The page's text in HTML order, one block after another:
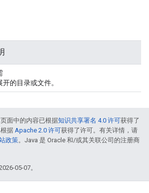
开的目录或文件。
面中的内容已根据知识共享署名 4.0 许可获得了
据 Apache 2.0 许可获得了许可。有关详情，请
政策。Java 是 Oracle 和/或其关联公司的注册商
05-07。